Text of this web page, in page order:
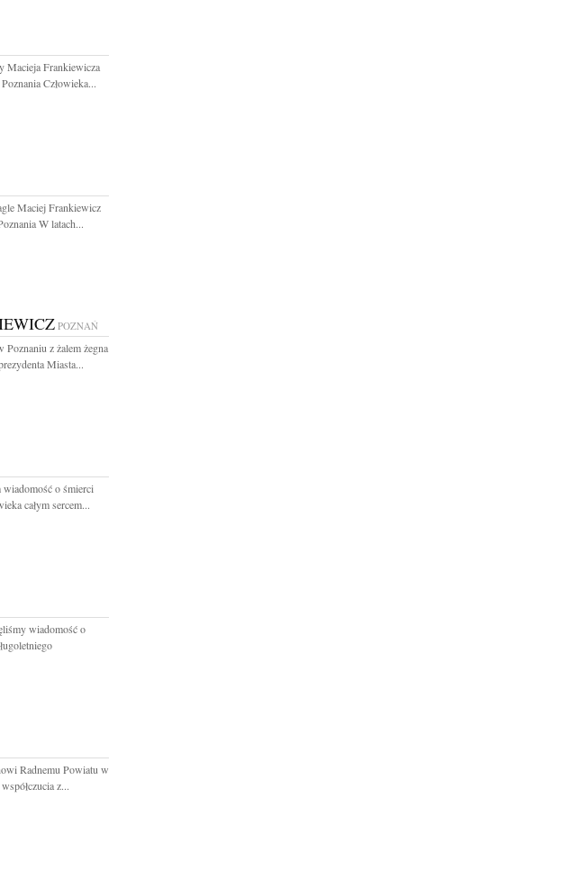
Macieja Frankiewicza
Człowieka...
Maciej Frankiewicz
W latach...
POZNAŃ
z żalem żegna
Miasta...
wiadomość o śmierci
całym sercem...
wiadomość o
Radnemu Powiatu w
z...